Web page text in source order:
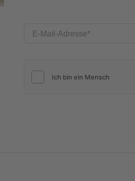
E-Mail-Adresse